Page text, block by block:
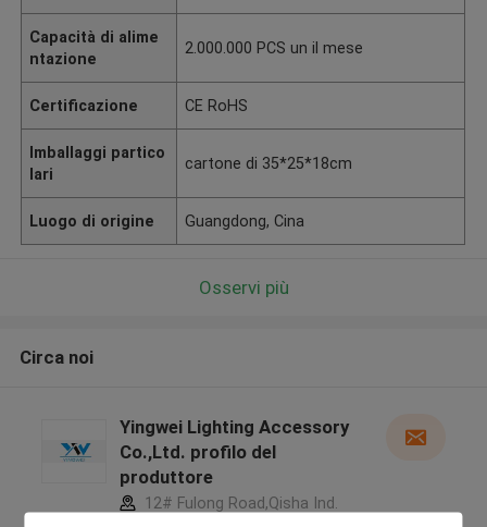
Capacità di alime
ntazione
2.000.000 PCS un il mese
Certificazione CE RoHS
Imballaggi partico
lari
cartone di 35*25*18cm
Luogo di origine Guangdong, Cina
Osservi più
Circa noi
Yingwei Lighting Accessory
Co.,Ltd. profilo del
produttore
12# Fulong Road,Qisha Ind.